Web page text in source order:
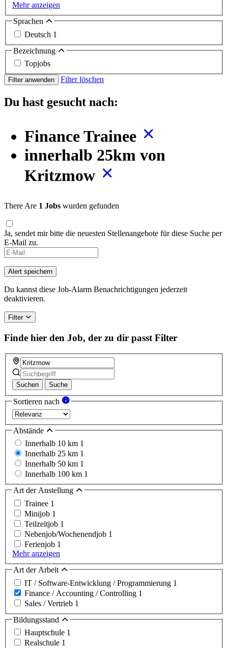
Mehr anzeigen
Sprachen
Deutsch 1
Bezeichnung
Topjobs
Filter anwenden Filter löschen
Du hast gesucht nach:
Finance Trainee
innerhalb 25km von
Kritzmow
There Are 1 Jobs wurden gefunden
Ja, sendet mir bitte die neuesten Stellenangebote für diese Suche per
E-Mail zu.
If
you
are
a
human,
ignore
field
Alert speichern
Du kannst diese Job-Alarm Benachrichtigungen jederzeit
deaktivieren.
Filter
Finde hier den Job, der zu dir passt Filter
Suchen Suche
Sortieren nach
Abstände
Innerhalb 10 km 1
Innerhalb 25 km 1
Innerhalb 50 km 1
Innerhalb 100 km 1
Art der Anstellung
Trainee 1
Minijob 1
Teilzeitjob 1
Nebenjob/Wochenendjob 1
Ferienjob 1
Mehr anzeigen
Art der Arbeit
IT / Software-Entwicklung / Programmierung 1
Finance / Accounting / Controlling 1
Sales / Vertrieb 1
Bildungsstand
Hauptschule 1
Realschule 1